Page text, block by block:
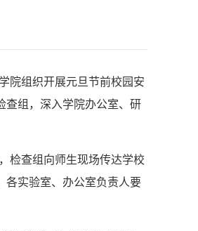
院组织开展元旦节前校园安
查组，深入学院办公室、研
检查组 向师生现场传达学校
各实验室、 办公室负责人要